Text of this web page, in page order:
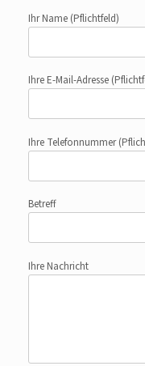
Ihr Name (Pflichtfeld)
Ihre E-Mail-Adresse
Ihre Telefonnummer
Betreff
Ihre Nachricht